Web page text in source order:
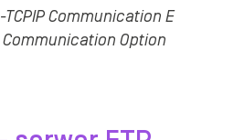
Communication E
Communication Option